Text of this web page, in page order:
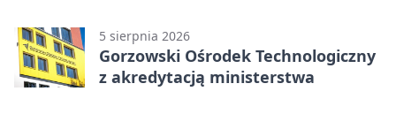
5 sierpnia 2026
Gorzowski Ośrodek Technologiczny
z akredytacją ministerstwa